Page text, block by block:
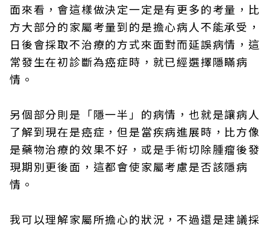
面來看，會這樣做決定一定是有更多的考量，比
方大部分的家屬考量到的是擔心病人不能承受，
日後會採取不治療的方式來面對而延誤病情，這
常發生在初診斷為癌症時，就已經選擇隱瞞病
情。
另個部分則是「隱一半」的病情，也就是讓病人
了解到現在是癌症，但是當疾病進展時，比方像
是藥物治療的效果不好，或是手術切除腫瘤後發
現期別更後面，這都會使家屬考慮是否該隱病
情。
我可以理解家屬所擔心的狀況，不過還是建議採